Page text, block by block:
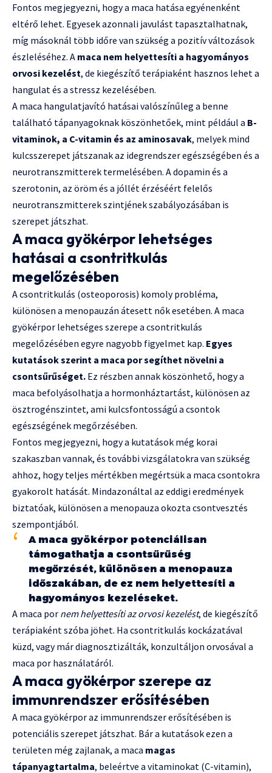
Fontos megjegyezni, hogy a maca hatása egyénenként
eltérő lehet. Egyesek azonnali javulást tapasztalhatnak,
míg másoknál több időre van szükség a pozitív változások
észleléséhez. A maca nem helyettesíti a hagyományos
orvosi kezelést, de kiegészítő terápiaként hasznos lehet a
hangulat és a stressz kezelésében.
A maca hangulatjavító hatásai valószínűleg a benne
található tápanyagoknak köszönhetőek, mint például a B-
vitaminok, a C-vitamin és az aminosavak, melyek mind
kulcsszerepet játszanak az idegrendszer egészségében és a
neurotranszmitterek termelésében. A dopamin és a
szerotonin, az öröm és a jóllét érzéséért felelős
neurotranszmitterek szintjének szabályozásában is
szerepet játszhat.
A maca gyökérpor lehetséges
hatásai a csontritkulás
megelőzésében
A csontritkulás (osteoporosis) komoly probléma,
különösen a menopauzán átesett nők esetében. A maca
gyökérpor lehetséges szerepe a csontritkulás
megelőzésében egyre nagyobb figyelmet kap. Egyes
kutatások szerint a maca por segíthet növelni a
csontsűrűséget. Ez részben annak köszönhető, hogy a
maca befolyásolhatja a hormonháztartást, különösen az
ösztrogénszintet, ami kulcsfontosságú a csontok
egészségének megőrzésében.
Fontos megjegyezni, hogy a kutatások még korai
szakaszban vannak, és további vizsgálatokra van szükség
ahhoz, hogy teljes mértékben megértsük a maca csontokra
gyakorolt hatását. Mindazonáltal az eddigi eredmények
biztatóak, különösen a menopauza okozta csontvesztés
szempontjából.
A maca gyökérpor potenciálisan
támogathatja a csontsűrűség
megőrzését, különösen a menopauza
időszakában, de ez nem helyettesíti a
hagyományos kezeléseket.
A maca por nem helyettesíti az orvosi kezelést, de kiegészítő
terápiaként szóba jöhet. Ha csontritkulás kockázatával
küzd, vagy már diagnosztizálták, konzultáljon orvosával a
maca por használatáról.
A maca gyökérpor szerepe az
immunrendszer erősítésében
A maca gyökérpor az immunrendszer erősítésében is
potenciális szerepet játszhat. Bár a kutatások ezen a
területen még zajlanak, a maca magas
tápanyagtartalma, beleértve a vitaminokat (C-vitamin),